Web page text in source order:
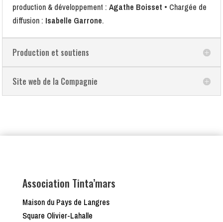
production & développement : Agathe Boisset • Chargée de
diffusion : Isabelle Garrone.
Production et soutiens
Site web de la Compagnie
Association Tinta’mars
Maison du Pays de Langres
Square Olivier-Lahalle